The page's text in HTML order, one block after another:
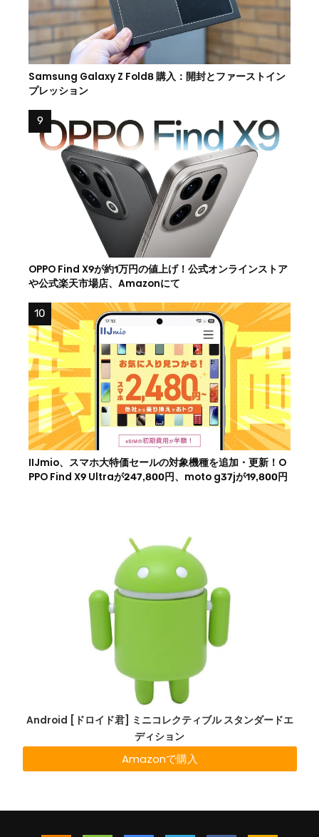
Samsung Galaxy Z Fold8 購入：開封とファーストイン
プレッション
OPPO Find X9が約1万円の値上げ！公式オンラインストア
や公式楽天市場店、Amazonにて
IIJmio、スマホ大特価セールの対象機種を追加・更新！O
PPO Find X9 Ultraが247,800円、moto g37jが19,800円
Android [ドロイド君] ミニコレクティブル スタンダードエ
ディション
Amazonで購入